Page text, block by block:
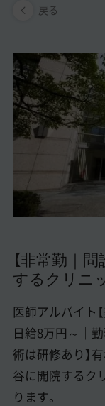
非常勤・アルバイト
美容クリニッ
美容外科・美
美容クリニ
美容医療の
美容医療辞典
医師採用ご担当
戻る
【非常勤｜
するクリニ
医師アルバイト
日給8万円～｜
術は研修あり】
谷に開院するク
ります。